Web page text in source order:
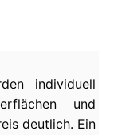
individuell
und
deutlich. Ein